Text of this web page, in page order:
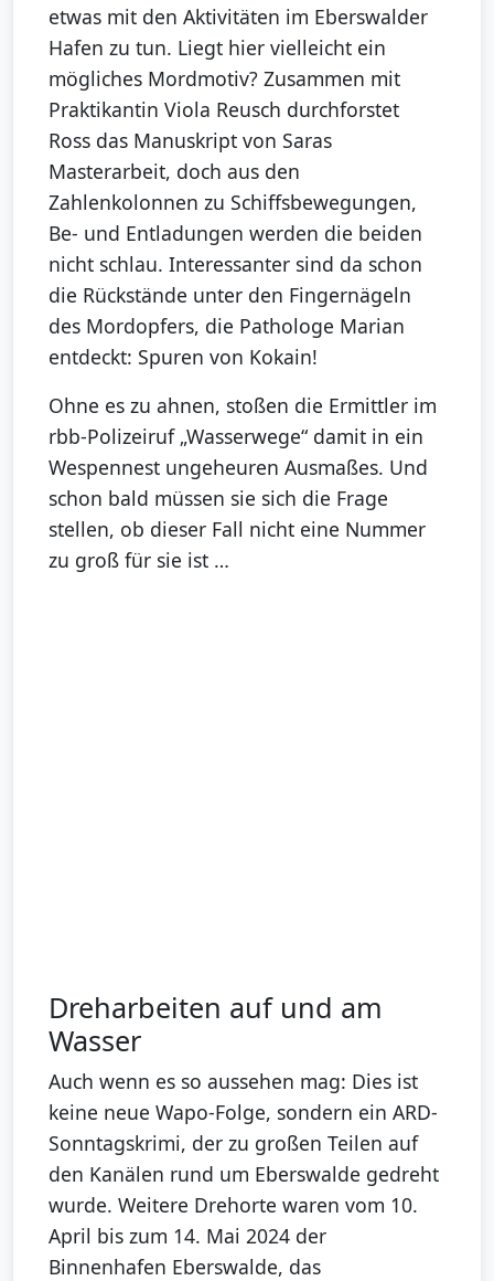
etwas mit den Aktivitäten im Eberswalder
Hafen zu tun. Liegt hier vielleicht ein
mögliches Mordmotiv? Zusammen mit
Praktikantin Viola Reusch durchforstet
Ross das Manuskript von Saras
Masterarbeit, doch aus den
Zahlenkolonnen zu Schiffsbewegungen,
Be- und Entladungen werden die beiden
nicht schlau. Interessanter sind da schon
die Rückstände unter den Fingernägeln
des Mordopfers, die Pathologe Marian
entdeckt: Spuren von Kokain!
Ohne es zu ahnen, stoßen die Ermittler im
rbb-Polizeiruf „Wasserwege“ damit in ein
Wespennest ungeheuren Ausmaßes. Und
schon bald müssen sie sich die Frage
stellen, ob dieser Fall nicht eine Nummer
zu groß für sie ist …
Dreharbeiten auf und am
Wasser
Auch wenn es so aussehen mag: Dies ist
keine neue Wapo-Folge, sondern ein ARD-
Sonntagskrimi, der zu großen Teilen auf
den Kanälen rund um Eberswalde gedreht
wurde. Weitere Drehorte waren vom 10.
April bis zum 14. Mai 2024 der
Binnenhafen Eberswalde, das